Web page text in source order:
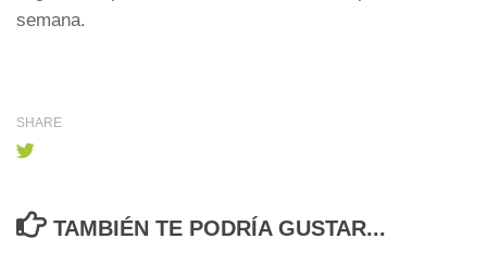
semana.
SHARE
TAMBIÉN TE PODRÍA GUSTAR...